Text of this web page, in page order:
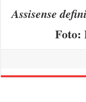
Assisense
Foto: